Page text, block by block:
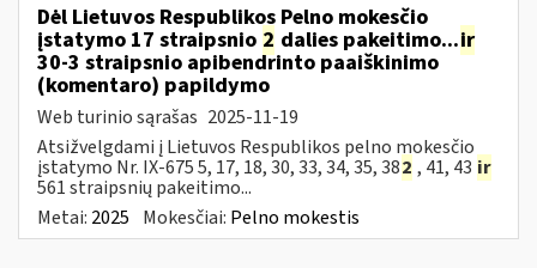
Dėl Lietuvos Respublikos Pelno mokesčio
įstatymo 17 straipsnio 2 dalies pakeitimo...ir
30-3 straipsnio apibendrinto paaiškinimo
(komentaro) papildymo
Web turinio sąrašas 2025-11-19
Atsižvelgdami į Lietuvos Respublikos pelno mokesčio
įstatymo Nr. IX-675 5, 17, 18, 30, 33, 34, 35, 382 , 41, 43 ir
561 straipsnių pakeitimo...
Metai: 2025 Mokesčiai: Pelno mokestis